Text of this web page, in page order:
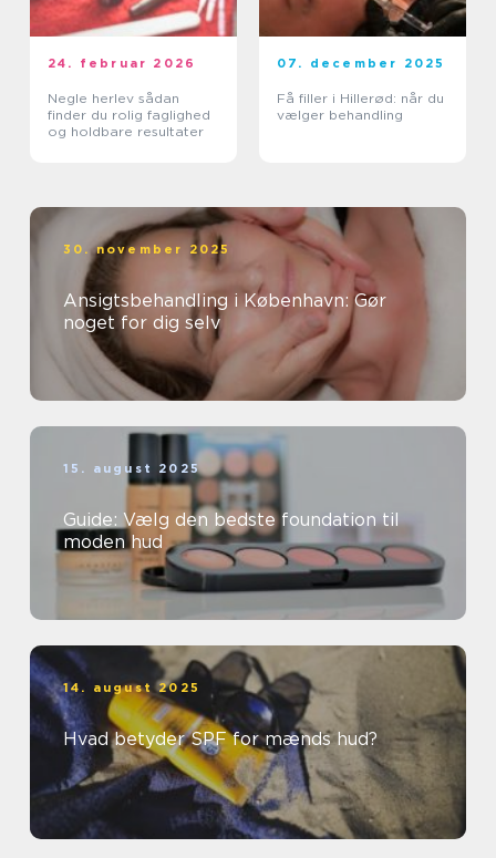
24. februar 2026
Negle herlev sådan
finder du rolig faglighed
og holdbare resultater
07. december 2025
Få filler i Hillerød: når du
vælger behandling
30. november 2025
Ansigtsbehandling i København: Gør
noget for dig selv
15. august 2025
Guide: Vælg den bedste foundation til
moden hud
14. august 2025
Hvad betyder SPF for mænds hud?